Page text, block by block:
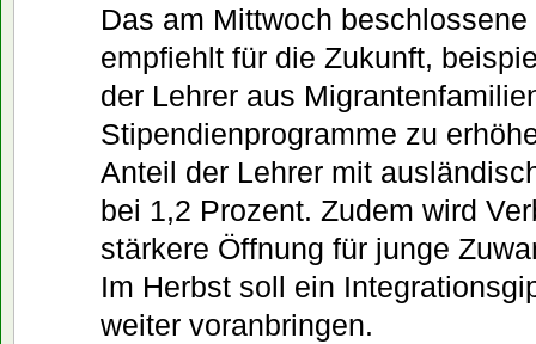
Das am Mittwoch beschlossene
empfiehlt für die Zukunft,
der Lehrer aus
Stipendienprogramme zu
Anteil der Lehrer mit
bei 1,2 Prozent. Zudem wird
stärkere Öffnung für junge
Im Herbst soll ein
weiter voranbringen.